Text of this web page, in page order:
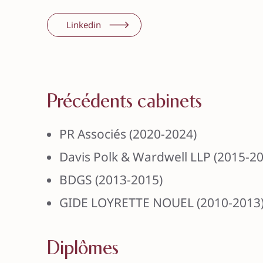
Linkedin
Précédents cabinets
PR Associés (2020-2024)
Davis Polk & Wardwell LLP (2015-
BDGS (2013-2015)
GIDE LOYRETTE NOUEL (2010-
Diplômes